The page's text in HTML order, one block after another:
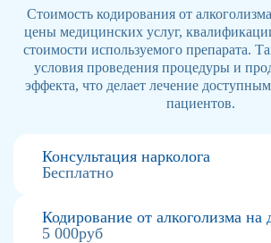
Стоимость кодирования от
цены медицинских услуг,
стоимости используемого препарата.
условия проведения процедуры и
эффекта, что делает лечение
пациентов.
Консультация нарколога
Бесплатно
Кодирование от алкоголизма на
5 000руб